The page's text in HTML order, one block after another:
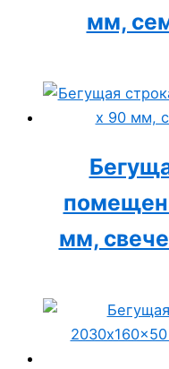
мм,
мм,